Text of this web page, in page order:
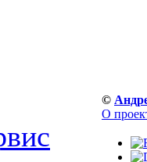
©
О